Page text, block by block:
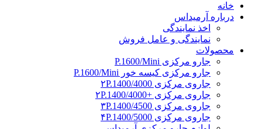
خانه
درباره آرمیداس
اخذ نمایندگی
نمایندگی و عامل فروش
محصولات
جارو مرکزی P.1600/Mini
جارو مرکزی کیسه خور P.1600/Mini
جاروی مرکزی ۲P.1400/4000
جاروی مرکزی +۲P.1400/4000
جاروی مرکزی ۳P.1400/4500
جاروی مرکزی ۴P.1400/5000